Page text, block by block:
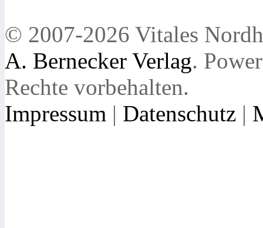
© 2007-2026 Vitales
A. Bernecker Verlag.
Rechte vorbehalten.
Impressum | Datenschutz |